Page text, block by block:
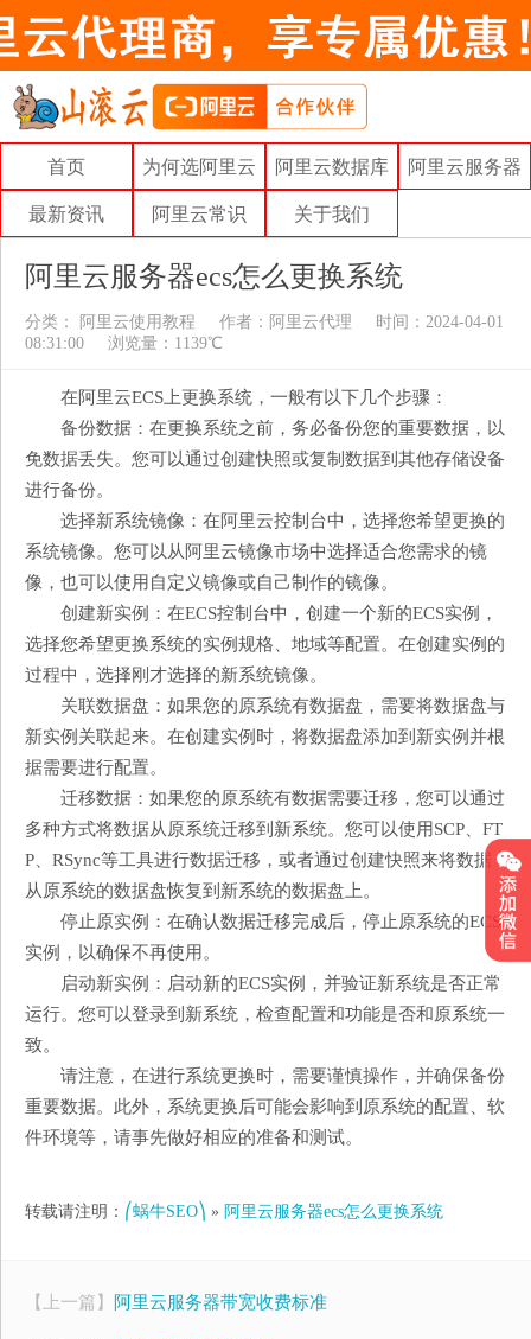
首页 为何选阿里云 阿里云数据库 阿里云服务器
最新资讯 阿里云常识 关于我们
阿里云服务器ecs怎么更换系统
分类： 阿里云使用教程 作者： 阿里云代理
时间：2024-04-01
08:31:00
浏览量：1139℃
在阿里云ECS上更换系统，一般有以下几个步骤：
备份数据：在更换系统之前，务必备份您的重要数据，以
免数据丢失。您可以通过创建快照或复制数据到其他存储设备
进行备份。
选择新系统镜像：在阿里云控制台中，选择您希望更换的
系统镜像。您可以从阿里云镜像市场中选择适合您需求的镜
像，也可以使用自定义镜像或自己制作的镜像。
创建新实例：在ECS控制台中，创建一个新的ECS实例，
选择您希望更换系统的实例规格、地域等配置。在创建实例的
过程中，选择刚才选择的新系统镜像。
关联数据盘：如果您的原系统有数据盘，需要将数据盘与
新实例关联起来。在创建实例时，将数据盘添加到新实例并根
据需要进行配置。
迁移数据：如果您的原系统有数据需要迁移，您可以通过
多种方式将数据从原系统迁移到新系统。您可以使用SCP、FT
P、RSync等工具进行数据迁移，或者通过创建快照来将数据
从原系统的数据盘恢复到新系统的数据盘上。
停止原实例：在确认数据迁移完成后，停止原系统的ECS
实例，以确保不再使用。
启动新实例：启动新的ECS实例，并验证新系统是否正常
运行。您可以登录到新系统，检查配置和功能是否和原系统一
致。
请注意，在进行系统更换时，需要谨慎操作，并确保备份
重要数据。此外，系统更换后可能会影响到原系统的配置、软
件环境等，请事先做好相应的准备和测试。
转载请注明： ⎛蜗牛SEO⎞ » 阿里云服务器ecs怎么更换系统
【上一篇】 阿里云服务器带宽收费标准